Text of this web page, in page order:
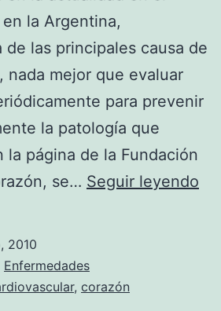
la Argentina,
de las principales causa de
nada mejor que evaluar
para prevenir
la patología que
la página de la Fundación
se… Seguir leyendo
2010
Enfermedades
, corazón